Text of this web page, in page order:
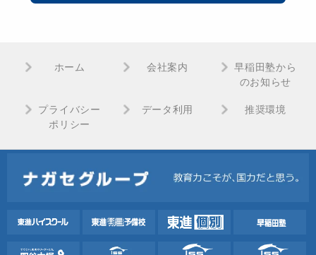
ホーム 会社案内
早稲田塾から
のお知らせ
プライバシー
ポリシー
データ利用 推奨環境